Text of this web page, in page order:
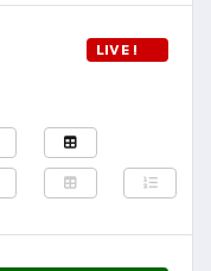
LIVE !